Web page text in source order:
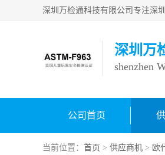
深圳万
shenzhen
公司首页
当前位置： 首页 > 供应商机 > 欧